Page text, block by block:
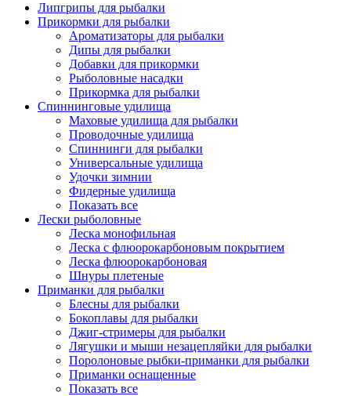
Липгрипы для рыбалки
Прикормки для рыбалки
Ароматизаторы для рыбалки
Дипы для рыбалки
Добавки для прикормки
Рыболовные насадки
Прикормка для рыбалки
Спиннинговые удилища
Маховые удилища для рыбалки
Проводочные удилища
Спиннинги для рыбалки
Универсальные удилища
Удочки зимнии
Фидерные удилища
Показать все
Лески рыболовные
Леска монофильная
Леска с флюорокарбоновым покрытием
Леска флюорокарбоновая
Шнуры плетеные
Приманки для рыбалки
Блесны для рыбалки
Бокоплавы для рыбалки
Джиг-стримеры для рыбалки
Лягушки и мыши незацепляйки для рыбалки
Поролоновые рыбки-приманки для рыбалки
Приманки оснащенные
Показать все